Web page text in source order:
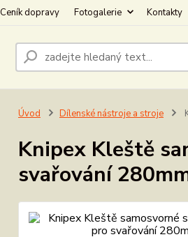
Ceník dopravy Fotogalerie Kontakty
Úvod Dílenské nástroje a stroje
Knipex Kleště
svařování